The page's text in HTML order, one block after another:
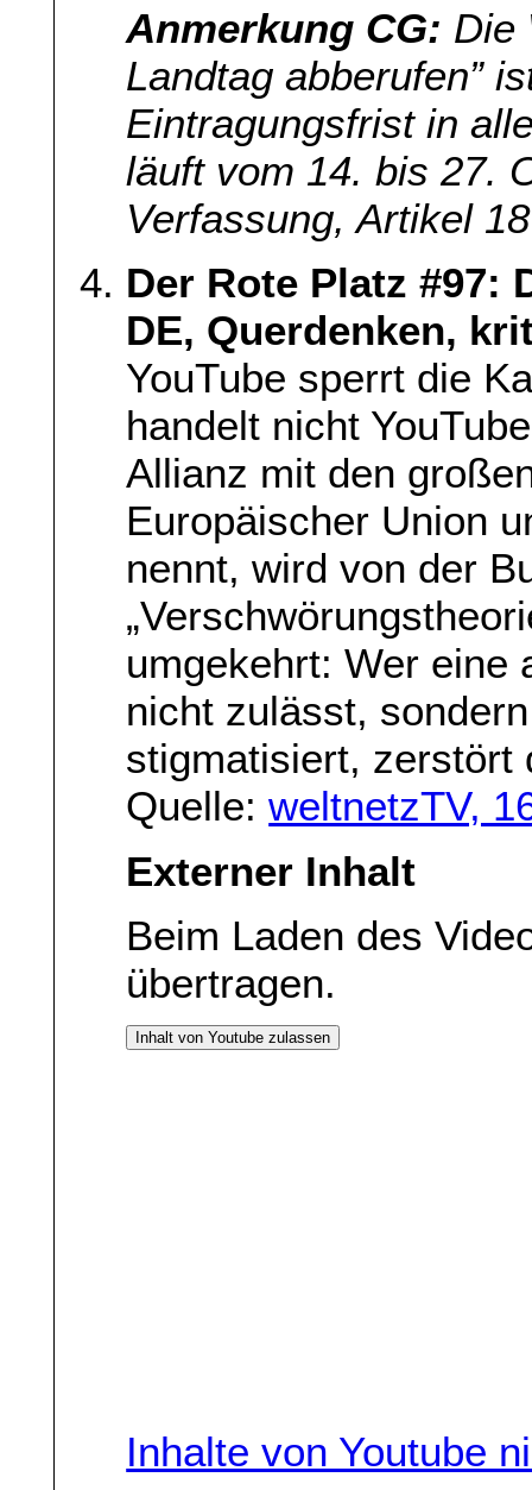
Anmerkung CG: Die
Landtag abberufen”
Eintragungsfrist in
läuft vom 14. bis 27.
Verfassung, Artikel
Der Rote Platz #97:
DE, Querdenken,
YouTube sperrt die
handelt nicht
Allianz mit den
Europäischer Union
nennt, wird von der
umgekehrt: Wer eine
nicht zulässt,
stigmatisiert, zerstört
Quelle:weltnetzTV,
Externer Inhalt
Beim Laden des
übertragen.
Inhalt von Youtube zulassen
Inhalte von Youtube